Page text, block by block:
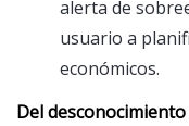
alerta de
usuario a
económicos.
Del